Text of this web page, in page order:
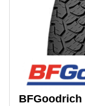
BFGoodrich